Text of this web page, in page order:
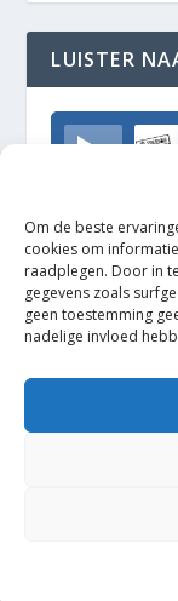
Om de beste
cookies om
raadplegen. Door in
gegevens zoals
geen toestemming
nadelige invloed
LUISTER